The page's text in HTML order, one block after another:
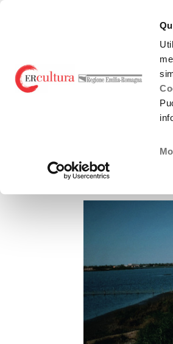
Torna
Cerca
Salta
Salta
Teatro e
BANADISA